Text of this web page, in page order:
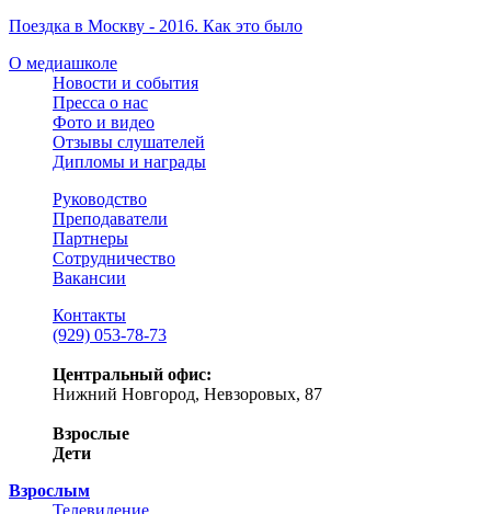
Поездка в Москву - 2016. Как это было
О медиашколе
Новости и события
Пресса о нас
Фото и видео
Отзывы слушателей
Дипломы и награды
Руководство
Преподаватели
Партнеры
Сотрудничество
Вакансии
Контакты
(929) 053-78-73
Центральный офис:
Нижний Новгород, Невзоровых, 87
Взрослые
Дети
Взрослым
Телевидение